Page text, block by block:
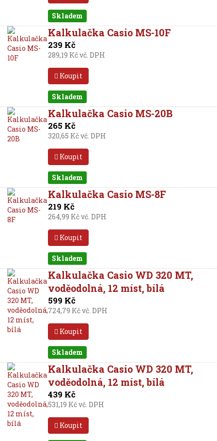
Skladem
Kalkulačka Casio MS-10F
239 Kč
289,19 Kč vč. DPH
Koupit
Skladem
Kalkulačka Casio MS-20B
265 Kč
320,65 Kč vč. DPH
Koupit
Skladem
Kalkulačka Casio MS-8F
219 Kč
264,99 Kč vč. DPH
Koupit
Skladem
Kalkulačka Casio WD 320 MT,
voděodolná, 12 míst, bílá
599 Kč
724,79 Kč vč. DPH
Koupit
Skladem
Kalkulačka Casio WD 320 MT,
voděodolná, 12 míst, bílá
439 Kč
531,19 Kč vč. DPH
Koupit